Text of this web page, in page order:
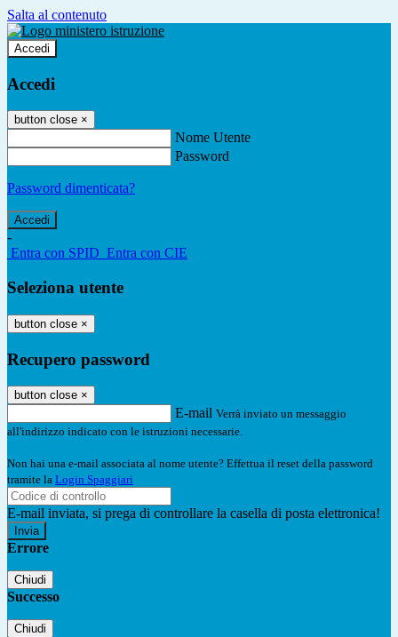
Salta al contenuto
Accedi
Accedi
button close ×
Nome Utente
Password
Password dimenticata?
-
Entra con SPID Entra con CIE
Seleziona utente
button close ×
Recupero password
button close ×
E-mail Verrà inviato un messaggio
all'indirizzo indicato con le istruzioni necessarie.
Non hai una e-mail associata al nome utente? Effettua il reset della password
tramite la Login Spaggiari
E-mail inviata, si prega di controllare la casella di posta elettronica!
Errore
Chiudi
Successo
Chiudi